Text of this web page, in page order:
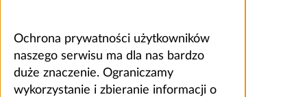
Ochrona prywatności użytkowników
naszego serwisu ma dla nas bardzo
duże znaczenie. Ograniczamy
wykorzystanie i zbieranie informacji o